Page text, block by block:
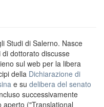
Studi di Salerno. Nasce
dottorato discusse
sul web per la libera
della Dichiarazione di
e su delibera del senato
successivamente
aperto ("Translational